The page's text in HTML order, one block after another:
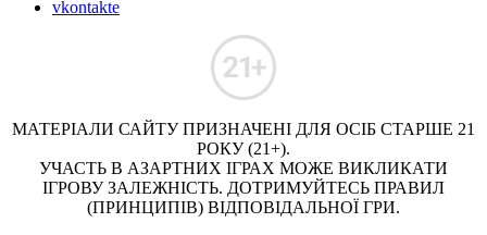
vkontakte
МАТЕРІАЛИ САЙТУ ПРИЗНАЧЕНІ ДЛЯ ОСІБ СТАРШЕ 21
РОКУ (21+).
УЧАСТЬ В АЗАРТНИХ ІГРАХ МОЖЕ ВИКЛИКАТИ
ІГРОВУ ЗАЛЕЖНІСТЬ. ДОТРИМУЙТЕСЬ ПРАВИЛ
(ПРИНЦИПІВ) ВІДПОВІДАЛЬНОЇ ГРИ.